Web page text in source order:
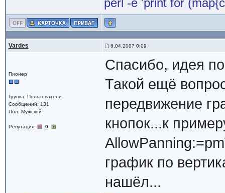
perl -e 'print for
Vardes 6.04.2007 0:09
Пионер
Группа: Пользователи
Сообщений: 131
Пол: Мужской
Репутация: 0
Спасибо, идея
Такой ещё
передвижение
кнопок...к
график по
нашёл...